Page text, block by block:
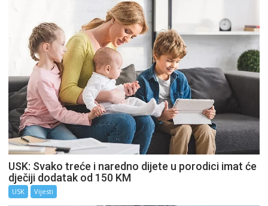
USK: Svako treće i naredno dijete u porodici imat će
dječiji dodatak od 150 KM
USK Vijesti